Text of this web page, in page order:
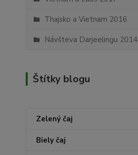
Thajsko a Vietnam 2016
Návšteva Darjeelingu 2014
Štítky blogu
Zelený čaj
Biely čaj